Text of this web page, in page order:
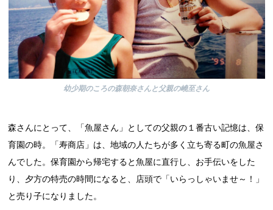
幼少期のころの森朝奈さんと父親の嶢至さん
森さんにとって、「魚屋さん」としての父親の１番古い記憶は、保
育園の時。「寿商店」は、地域の人たちが多く立ち寄る町の魚屋さ
んでした。保育園から帰宅すると魚屋に直行し、お手伝いをした
り、夕方の特売の時間になると、店頭で「いらっしゃいませ～！」
と売り子になりました。